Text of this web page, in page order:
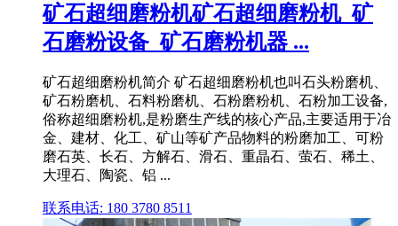
矿石超细磨粉机矿石超细磨粉机_矿
石磨粉设备_矿石磨粉机器 ...
矿石超细磨粉机简介 矿石超细磨粉机也叫石头粉磨机、
矿石粉磨机、石料粉磨机、石粉磨粉机、石粉加工设备,
俗称超细磨粉机,是粉磨生产线的核心产品,主要适用于冶
金、建材、化工、矿山等矿产品物料的粉磨加工、可粉
磨石英、长石、方解石、滑石、重晶石、萤石、稀土、
大理石、陶瓷、铝 ...
联系电话: 180 3780 8511